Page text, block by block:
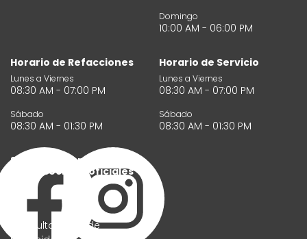
Domingo
10:00 AM - 06:00 PM
Horario de Refacciones
Lunes a Viernes
08:30 AM - 07:00 PM
Sábado
08:30 AM - 01:30 PM
Horario de Servicio
Lunes a Viernes
08:30 AM - 07:00 PM
Sábado
08:30 AM - 01:30 PM
Síguenos en nuestras
redes sociales oficiales
Consulta aviso de